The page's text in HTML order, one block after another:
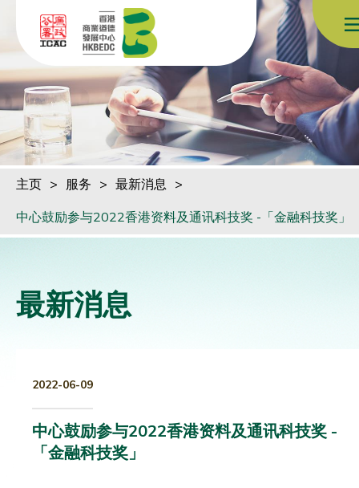
跳到内容（按回车键）
主页 > 服务 > 最新消息 >
中心鼓励参与2022香港资料及通讯科技奖 -「金融科技奖」
最新消息
2022-06-09
中心鼓励参与2022香港资料及通讯科技奖 -
「金融科技奖」